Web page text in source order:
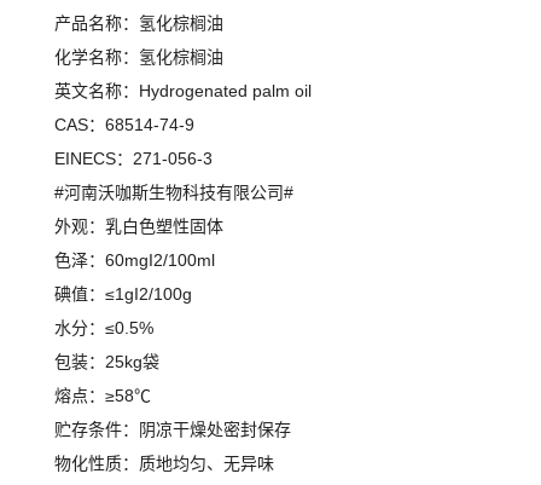
产品名称：氢化棕榈油
化学名称：氢化棕榈油
英文名称：Hydrogenated palm oil
CAS：68514-74-9
EINECS：271-056-3
#河南沃咖斯生物科技有限公司#
外观：乳白色塑性固体
色泽：60mgI2/100ml
碘值：≤1gI2/100g
水分：≤0.5%
包装：25kg袋
熔点：≥58℃
贮存条件：阴凉干燥处密封保存
物化性质：质地均匀、无异味